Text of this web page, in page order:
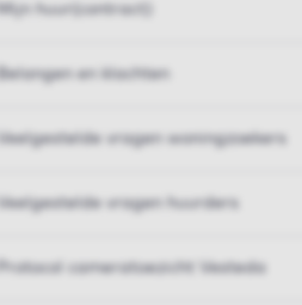
Mijn huur(contract)
Belangen en klachten
Veelgestelde vragen woningzoekers
Veelgestelde vragen huurders
Protocol cameratoezicht Vesteda